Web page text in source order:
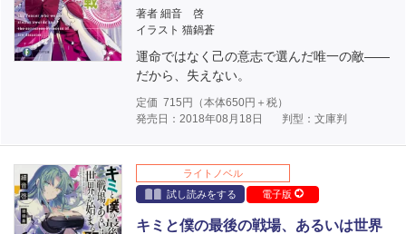
著者 細音 啓
イラスト 猫鍋蒼
運命ではなく己の意志で選んだ唯一の敵――
だから、失えない。
定価 715 円（本体650円＋税）
発売日：2018年08月18日
判型：文庫判
ライトノベル
試し読みをする
電子版
キミと僕の最後の戦場、あるいは世界